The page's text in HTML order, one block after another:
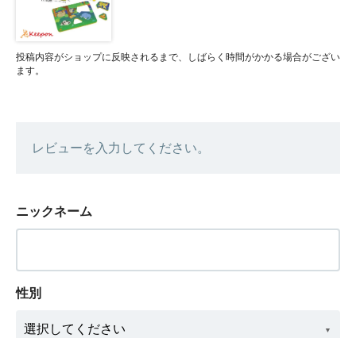
投稿内容がショップに反映されるまで、しばらく時間がかかる場合がござい
ます。
レビューを入力してください。
ニックネーム
性別